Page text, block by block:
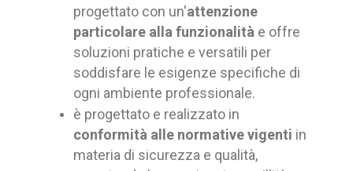
progettato con un'attenzione
particolare alla funzionalità e offre
soluzioni pratiche e versatili per
soddisfare le esigenze specifiche di
ogni ambiente professionale.
è progettato e realizzato in
conformità alle normative vigenti in
materia di sicurezza e qualità,